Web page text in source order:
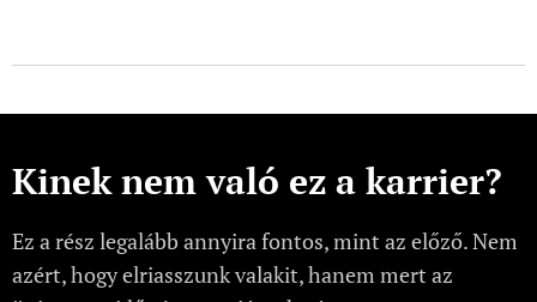
Kinek nem való ez a karrier?
Ez a rész legalább annyira fontos, mint az előző. Nem
azért, hogy elriasszunk valakit, hanem mert az